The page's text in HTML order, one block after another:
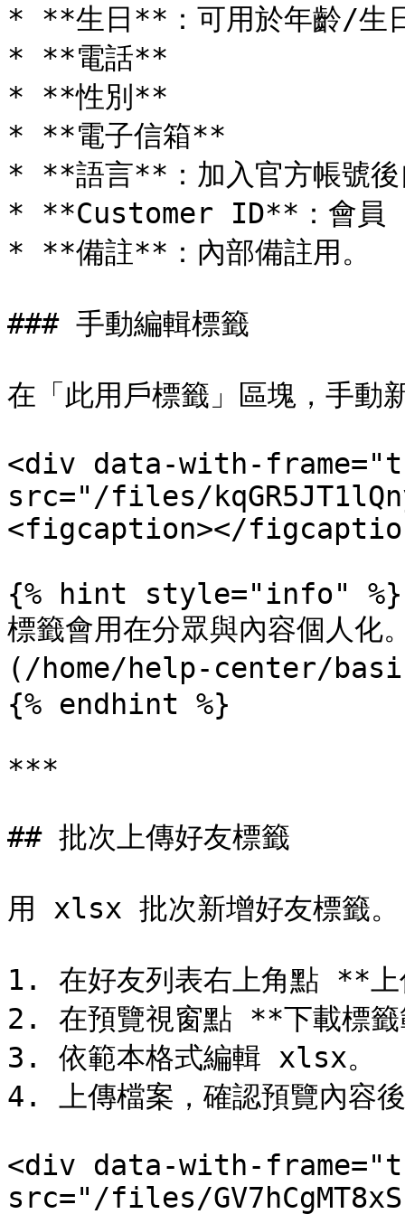
* **生日**：可用於年齡/生
* **電話**
* **性別**
* **電子信箱**
* **語言**：加入官方帳號後
* **Customer ID**：會員
* **備註**：內部備註用。
### 手動編輯標籤
在「此用戶標籤」區塊，手動
<div data-with-
src="/files/
<figcaption></
{% hint style="info" %}
標籤會用在分眾與內容個人
(/home/help-center/
{% endhint %}
***
## 批次上傳好友標籤
用 xlsx 批次新增好友標籤。
1. 在好友列表右上角點 **上
2. 在預覽視窗點 **下載標
3. 依範本格式編輯 xlsx。
4. 上傳檔案，確認預覽內容
<div data-with-
src="/files/